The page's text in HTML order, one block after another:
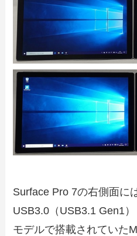
Surface Pro 7の右側面に
USB3.0（USB3.1 Gen1
モデルで搭載されていた